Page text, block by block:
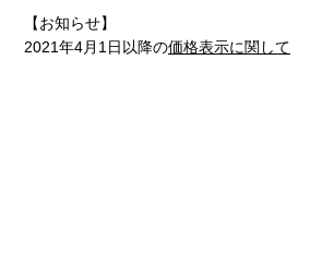
【お知らせ】
2021年4月1日以降の価格表示に関して